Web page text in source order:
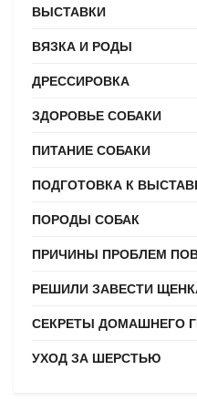
ВЫСТАВКИ
ВЯЗКА И РОДЫ
ДРЕССИРОВКА
ЗДОРОВЬЕ СОБАКИ
ПИТАНИЕ СОБАКИ
ПОДГОТОВКА К
ПОРОДЫ СОБАК
ПРИЧИНЫ ПРОБЛЕМ
РЕШИЛИ ЗАВЕСТИ
СЕКРЕТЫ ДОМАШНЕГО
УХОД ЗА ШЕРСТЬЮ